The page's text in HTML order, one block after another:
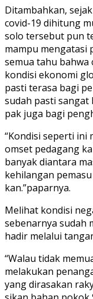
Ditambahkan,
covid-19 dihitung
solo tersebut pun
mampu mengatasi
semua tahu bahwa
kondisi ekonomi
pasti terasa bagi
sudah pasti sangat
pak juga bagi
“Kondisi seperti ini
omset pedagang
banyak diantara
kehilangan pemasu
kan.”paparnya.
Melihat kondisi
sebenarnya sudah
hadir melalui
“Walau tidak
melakukan
yang dirasakan